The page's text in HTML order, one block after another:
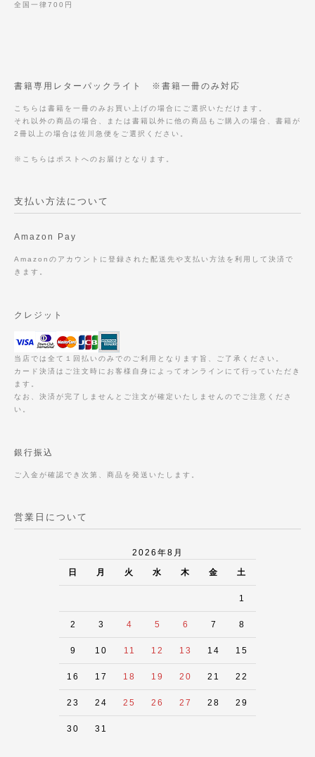
全国一律700円
書籍専用レターパックライト ※書籍一冊のみ対応
こちらは書籍を一冊のみお買い上げの場合にご選択いただけます。
それ以外の商品の場合、または書籍以外に他の商品もご購入の場合、書籍が
2冊以上の場合は佐川急便をご選択ください。
※こちらはポストへのお届けとなります。
支払い方法について
Amazon Pay
Amazonのアカウントに登録された配送先や支払い方法を利用して決済で
きます。
クレジット
当店では全て１回払いのみでのご利用となります旨、ご了承ください。
カード決済はご注文時にお客様自身によってオンラインにて行っていただき
ます。
なお、決済が完了しませんとご注文が確定いたしませんのでご注意くださ
い。
銀行振込
ご入金が確認でき次第、商品を発送いたします。
営業日について
2026年8月
日 月 火 水 木 金 土
1
2 3 4 5 6 7 8
9 10 11 12 13 14 15
16 17 18 19 20 21 22
23 24 25 26 27 28 29
30 31